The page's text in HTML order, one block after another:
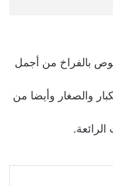
بالفراخ من أجمل
والصغار وأيضا من
الرائعة.